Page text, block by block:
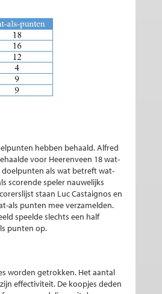
hebben behaald. Alfred
voor Heerenveen 18 wat-
doelpunten als wat betreft wat-
scorende speler nauwelijks
staan Luc Castaignos en
als punten mee verzamelden.
speelde slechts een half
punten op.
worden getrokken. Het aantal
effectiviteit. De koopjes deden